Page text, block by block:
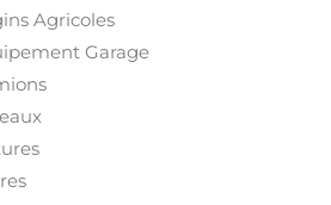
Agricoles
Garage